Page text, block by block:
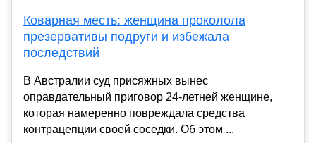
Коварная месть: женщина проколола
презервативы подруги и избежала
последствий
В Австралии суд присяжных вынес
оправдательный приговор 24-летней женщине,
которая намеренно повреждала средства
контрацепции своей соседки. Об этом ...